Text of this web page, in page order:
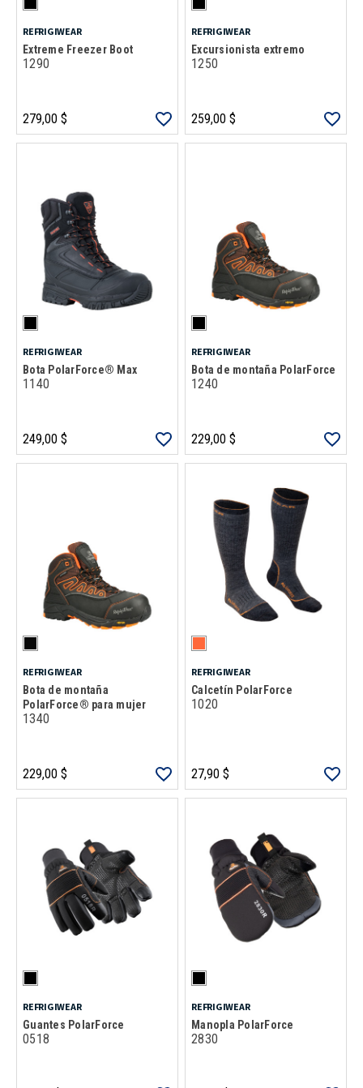
REFRIGIWEAR
Extreme Freezer Boot
1290
279,00 $
REFRIGIWEAR
Excursionista extremo
1250
259,00 $
REFRIGIWEAR
Bota PolarForce® Max
1140
249,00 $
REFRIGIWEAR
Bota de montaña PolarForce
1240
229,00 $
REFRIGIWEAR
Bota de montaña
PolarForce® para mujer
1340
229,00 $
REFRIGIWEAR
Calcetín PolarForce
1020
27,90 $
REFRIGIWEAR
Guantes PolarForce
0518
REFRIGIWEAR
Manopla PolarForce
2830